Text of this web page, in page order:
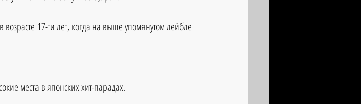
17-ти лет, когда на выше упомянутом лейбле
места в японских хит-парадах.